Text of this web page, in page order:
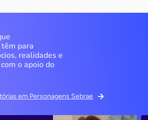
para
realidades e
o apoio do
em Personagens Sebrae